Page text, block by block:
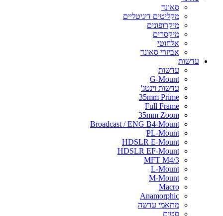
סאונד
מקליטים דיגיטליים
מיקרופונים
מיקסרים
אלחוטי
אביזרי סאונד
עדשות
עדשות
G-Mount
עדשות וינטג'
35mm Prime
Full Frame
35mm Zoom
Broadcast / ENG B4-Mount
PL-Mount
HDSLR E-Mount
HDSLR EF-Mount
MFT M4/3
L-Mount
M-Mount
Macro
Anamorphic
מתאמי עדשה
סטים